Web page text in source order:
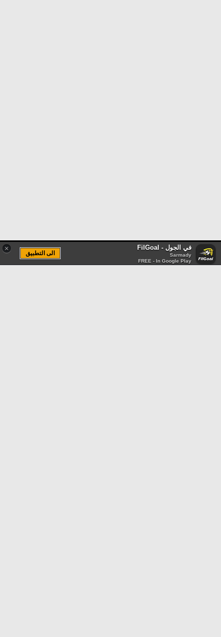
× في الجول - FilGoal
Sarmady
FREE - In Google Play
الى التطبيق